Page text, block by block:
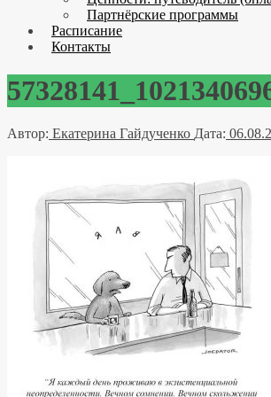
Партнёрские программы
Расписание
Контакты
Автор: Екатерина Гайдученко Дата: